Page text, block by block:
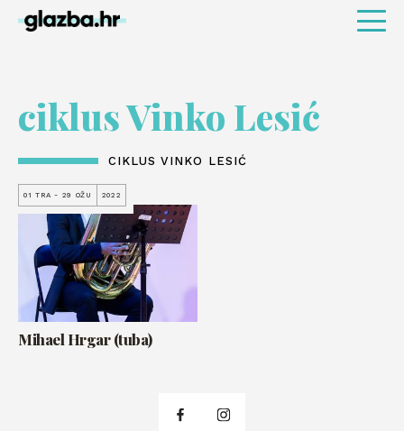
ciklus Vinko Lesić
CIKLUS VINKO LESIĆ
01 TRA - 29 OŽU 2022
Mihael Hrgar (tuba)